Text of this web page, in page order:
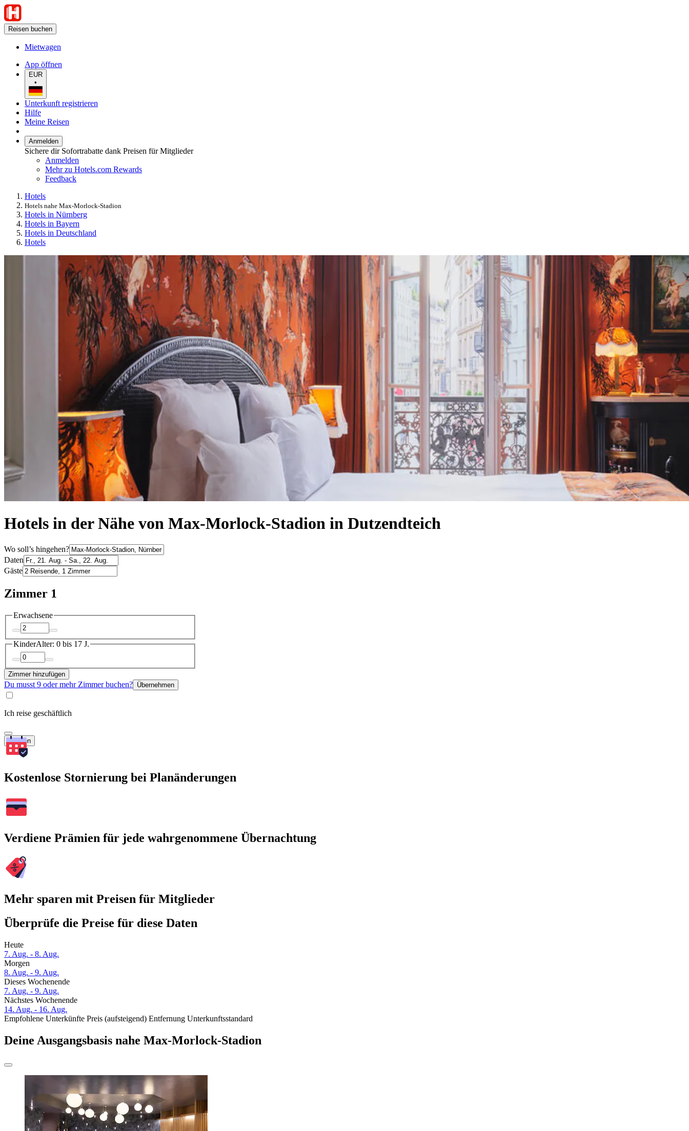
Reisen buchen
Mietwagen
App öffnen
EUR
•
Unterkunft registrieren
Hilfe
Meine Reisen
Anmelden
Sichere dir Sofortrabatte dank Preisen für Mitglieder
Anmelden
Mehr zu Hotels.com Rewards
Feedback
Hotels
Hotels nahe Max-Morlock-Stadion
Hotels in Nürnberg
Hotels in Bayern
Hotels in Deutschland
Hotels
Hotels in der Nähe von Max-Morlock-Stadion in Dutzendteich
Wo soll’s hingehen?
Daten
Gäste
Zimmer 1
Erwachsene
KinderAlter: 0 bis 17 J.
Zimmer hinzufügen
Du musst 9 oder mehr Zimmer buchen? Übernehmen
Ich reise geschäftlich
Suchen
Kostenlose Stornierung bei Planänderungen
Verdiene Prämien für jede wahrgenommene Übernachtung
Mehr sparen mit Preisen für Mitglieder
Überprüfe die Preise für diese Daten
Heute
7. Aug. - 8. Aug.
Morgen
8. Aug. - 9. Aug.
Dieses Wochenende
7. Aug. - 9. Aug.
Nächstes Wochenende
14. Aug. - 16. Aug.
Empfohlene Unterkünfte Preis (aufsteigend) Entfernung Unterkunftsstandard
Deine Ausgangsbasis nahe Max-Morlock-Stadion